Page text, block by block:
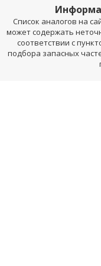
Список аналогов на
может содержать
соответствии с
подбора запасных